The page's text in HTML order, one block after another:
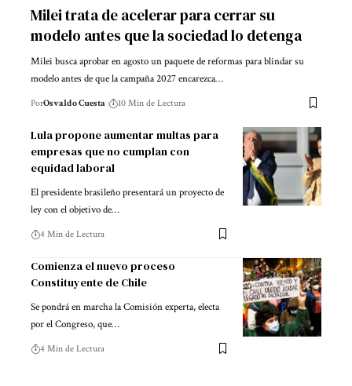
Milei trata de acelerar para cerrar su
modelo antes que la sociedad lo detenga
Milei busca aprobar en agosto un paquete de reformas para blindar su
modelo antes de que la campaña 2027 encarezca…
PorOsvaldo Cuesta 10 Min de Lectura
Lula propone aumentar multas para
empresas que no cumplan con
equidad laboral
El presidente brasileño presentará un proyecto de
ley con el objetivo de…
4 Min de Lectura
Comienza el nuevo proceso
Constituyente de Chile
Se pondrá en marcha la Comisión experta, electa
por el Congreso, que…
4 Min de Lectura